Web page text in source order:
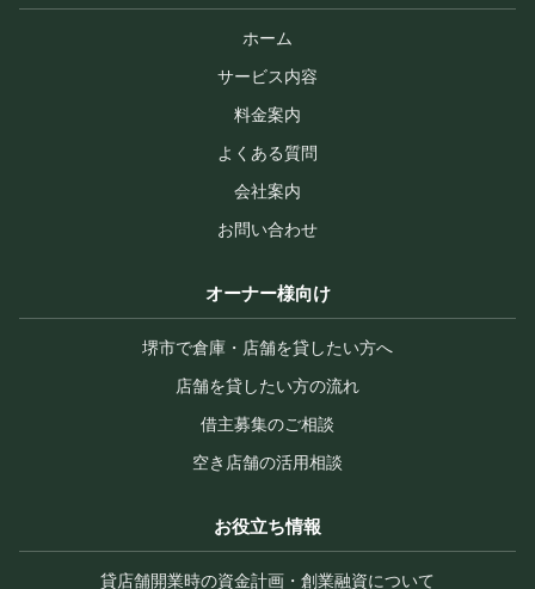
ホーム
サービス内容
料金案内
よくある質問
会社案内
お問い合わせ
オーナー様向け
堺市で倉庫・店舗を貸したい方へ
店舗を貸したい方の流れ
借主募集のご相談
空き店舗の活用相談
お役立ち情報
貸店舗開業時の資金計画・創業融資について